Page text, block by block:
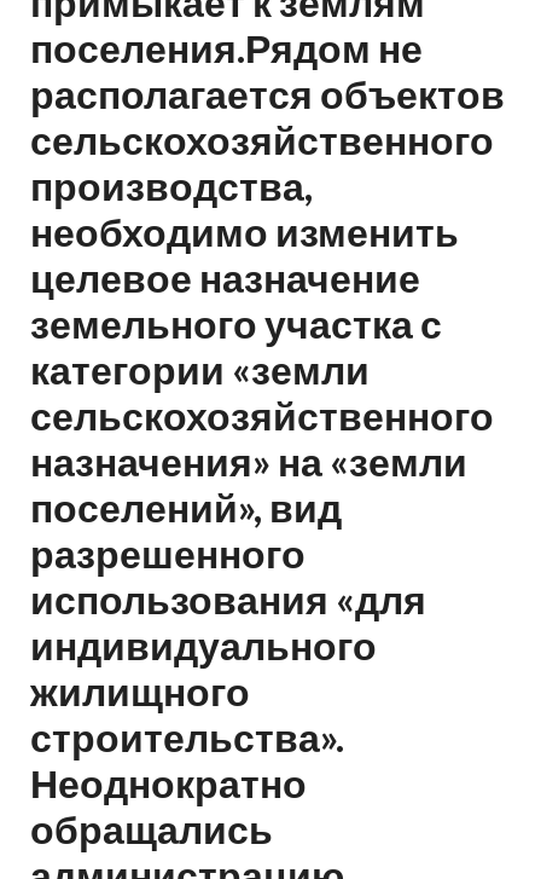
поселения.Рядом не
располагается объектов
сельскохозяйственного
производства,
необходимо изменить
целевое назначение
земельного участка с
категории «земли
сельскохозяйственного
назначения» на «земли
поселений», вид
разрешенного
использования «для
индивидуального
жилищного
строительства».
Неоднократно
обращались